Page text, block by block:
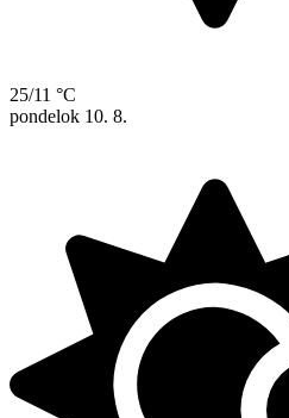
25/11 °C
pondelok 10. 8.